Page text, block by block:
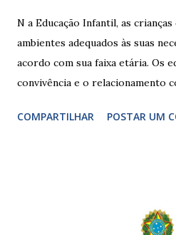
N a Educação Infantil, as
ambientes adequados às suas
acordo com sua faixa etária. Os
convivência e o relacionamento
garantir o direito das crianças a
crianças de zero a 3 anos e 11
COMPARTILHAR POSTAR UM